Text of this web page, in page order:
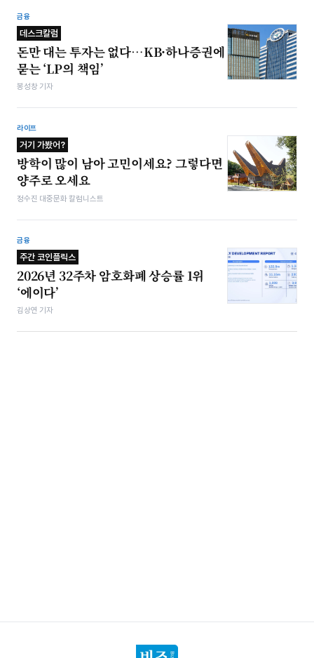
금융
데스크칼럼
돈만 대는 투자는 없다…KB·하나증권에
묻는 ‘LP의 책임’
봉성창 기자
라이프
거기 가봤어?
방학이 많이 남아 고민이세요? 그렇다면
양주로 오세요
정수진 대중문화 칼럼니스트
금융
주간 코인플릭스
2026년 32주차 암호화폐 상승률 1위
‘에이다’
김상연 기자